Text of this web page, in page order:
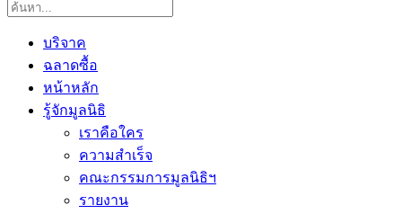
บริจาค
ฉลาดซื้อ
หน้าหลัก
รู้จักมูลนิธิ
เราคือใคร
ความสำเร็จ
คณะกรรมการมูลนิธิฯ
รายงาน